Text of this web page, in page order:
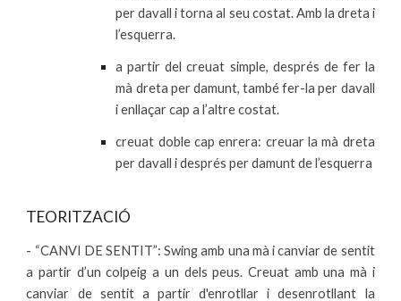
per davall i torna al seu costat. Amb la dreta i
l’esquerra.
a partir del creuat simple, després de fer la
mà dreta per damunt, també fer-la per davall
i enllaçar cap a l’altre costat.
creuat doble cap enrera: creuar la mà dreta
per davall i després per damunt de l’esquerra
TEORITZACIÓ
- “CANVI DE SENTIT”: Swing amb una mà i canviar de sentit
a partir d’un colpeig a un dels peus. Creuat amb una mà i
canviar de sentit a partir d'enrotllar i desenrotllant la